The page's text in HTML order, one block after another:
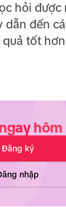
hỏi được
đến
tốt
ngay hôm
Đăng ký
nhập